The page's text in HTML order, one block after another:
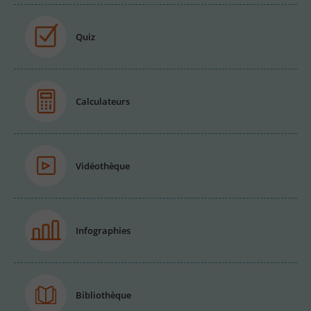
Quiz
Calculateurs
Vidéothèque
Infographies
Bibliothèque